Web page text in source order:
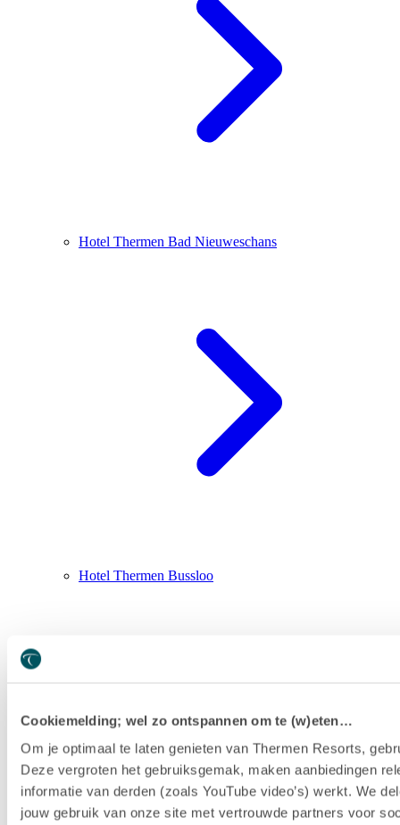
Cookiemelding; wel zo ontspannen om te (w)eten…
Om je optimaal te laten genieten van Thermen Resorts,
Deze vergroten het gebruiksgemak, maken aanbiedingen
informatie van derden (zoals YouTube video’s) werkt. We
jouw gebruik van onze site met vertrouwde partners voor
Hotel Thermen Bad Nieuweschans
Hotel Thermen Bussloo